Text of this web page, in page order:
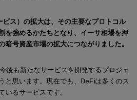
ス）の拡大は、その主要なプロトコル
を強めるかたちとなり、イーサ相場を押
暗号資産市場の拡大につながりました。
後も新たなサービスを開発するプロジェ
と思います。現在でも、DeFiは多くのス
いるサービスです。